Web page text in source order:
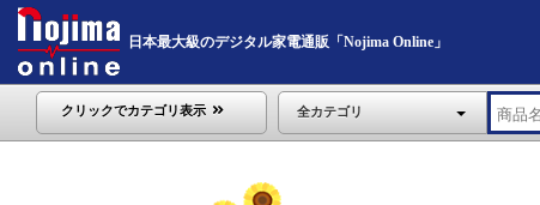
日本最大級のデジタル家電通販「Nojima Online」
クリックでカテゴリ表示 全カテゴリ